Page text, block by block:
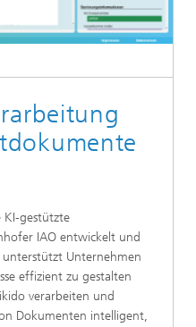
KI-gestützte
IAO entwickelt und
Unternehmen
effizient zu gestalten
verarbeiten und
Dokumenten intelligent,